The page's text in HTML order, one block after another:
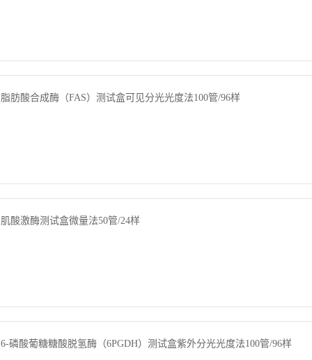
脂肪酸合成酶（FAS）测试盒可见分光光度法100管/96样
肌酸激酶测试盒微量法50管/24样
6-磷酸葡糖糖酸脱氢酶（6PGDH）测试盒紫外分光光度法100管/96样